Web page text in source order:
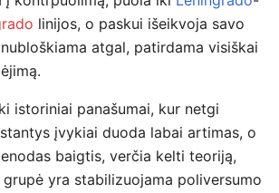
linijos, o paskui išeikvoja savo
atgal, patirdama visiškai
istoriniai panašumai, kur netgi
įvykiai duoda labai artimas, o
baigtis, verčia kelti teoriją,
yra stabilizuojama poliversumo